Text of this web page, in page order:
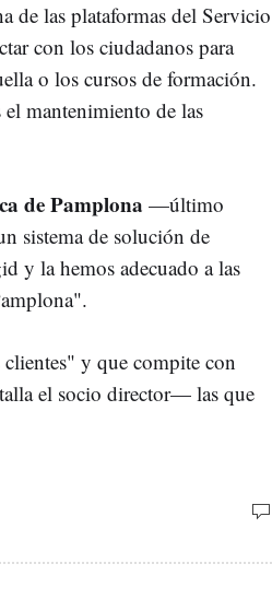
de las plataformas del Servicio
con los ciudadanos para
o los cursos de formación.
mantenimiento de las
de Pamplona —último
sistema de solución de
y la hemos adecuado a las
y que compite con
el socio director— las que